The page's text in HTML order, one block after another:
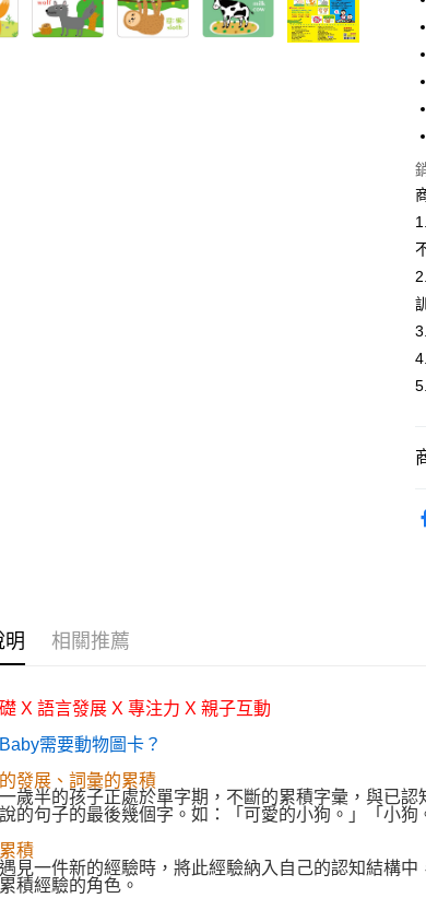
明 相關推薦
X 語言發展 X 專注力 X 親子互動
需要動物圖卡？
發展、詞彙的累積
歲半的孩子正處於單字期，不斷的累積字彙，與已
的句子的最後幾個字。如：「可愛的小狗。」「小狗
積
見一件新的經驗時，將此經驗納入自己的認知結構
積經驗的角色。